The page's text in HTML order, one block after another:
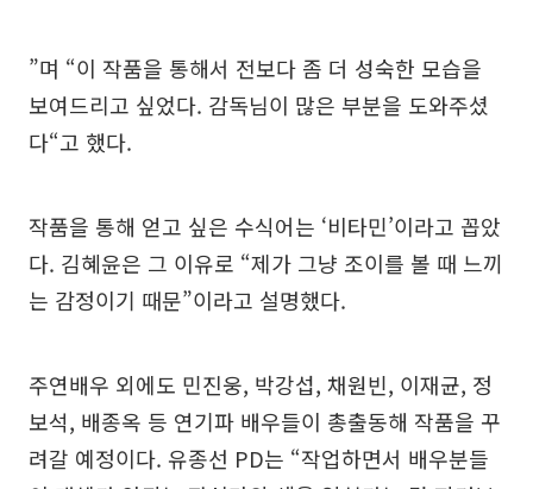
”며 “이 작품을 통해서 전보다 좀 더 성숙한 모습을
보여드리고 싶었다. 감독님이 많은 부분을 도와주셨
다“고 했다.
작품을 통해 얻고 싶은 수식어는 ‘비타민’이라고 꼽았
다. 김혜윤은 그 이유로 “제가 그냥 조이를 볼 때 느끼
는 감정이기 때문”이라고 설명했다.
주연배우 외에도 민진웅, 박강섭, 채원빈, 이재균, 정
보석, 배종옥 등 연기파 배우들이 총출동해 작품을 꾸
려갈 예정이다. 유종선 PD는 “작업하면서 배우분들